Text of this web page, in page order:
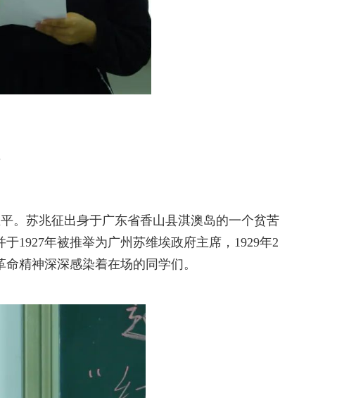
。苏兆征出身于广东省香山县淇澳岛的一个贫苦
1927年被推举为广州苏维埃政府主席，1929年2
精神深深感染着在场的同学们。